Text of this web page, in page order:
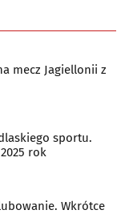
mecz Jagiellonii z
sportu.
rok
Wkrótce